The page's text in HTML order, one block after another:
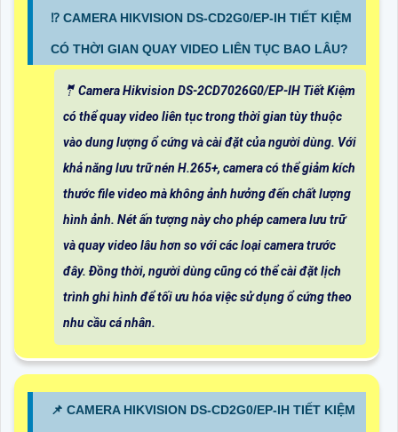
⁉️ CAMERA HIKVISION DS-CD2G0/EP-IH TIẾT KIỆM
CÓ THỜI GIAN QUAY VIDEO LIÊN TỤC BAO LÂU?
🤵 Camera Hikvision DS-2CD7026G0/EP-IH Tiết Kiệm
có thể quay video liên tục trong thời gian tùy thuộc
vào dung lượng ổ cứng và cài đặt của người dùng. Với
khả năng lưu trữ nén H.265+, camera có thể giảm kích
thước file video mà không ảnh hưởng đến chất lượng
hình ảnh. Nét ấn tượng này cho phép camera lưu trữ
và quay video lâu hơn so với các loại camera trước
đây. Đồng thời, người dùng cũng có thể cài đặt lịch
trình ghi hình để tối ưu hóa việc sử dụng ổ cứng theo
nhu cầu cá nhân.
📌 CAMERA HIKVISION DS-CD2G0/EP-IH TIẾT KIỆM